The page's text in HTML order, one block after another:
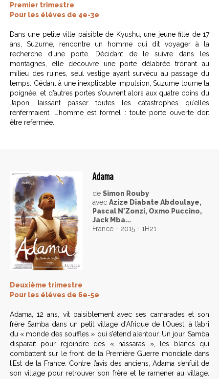
Premier trimestre
Pour les élèves de 4e-3e
Dans une petite ville paisible de Kyushu, une jeune fille de 17
ans, Suzume, rencontre un homme qui dit voyager à la
recherche d’une porte. Décidant de le suivre dans les
montagnes, elle découvre une porte délabrée trônant au
milieu des ruines, seul vestige ayant survécu au passage du
temps. Cédant à une inexplicable impulsion, Suzume tourne la
poignée, et d’autres portes s’ouvrent alors aux quatre coins du
Japon, laissant passer toutes les catastrophes qu’elles
renfermaient. L’homme est formel : toute porte ouverte doit
être refermée.
Adama
de Simon Rouby
avec Azize Diabate Abdoulaye,
Pascal N'Zonzi, Oxmo Puccino,
Jack Mba...
France - 2015 - 1H21
Deuxième trimestre
Pour les élèves de 6e-5e
Adama, 12 ans, vit paisiblement avec ses camarades et son
frère Samba dans un petit village d’Afrique de l’Ouest, à l’abri
du « monde des souffles » qui s’étend alentour. Un jour, Samba
disparaît pour rejoindre des « nassaras », les blancs qui
combattent sur le front de la Première Guerre mondiale dans
l’Est de la France. Contre l’avis des anciens, Adama s’enfuit de
son village pour retrouver son frère et le ramener au village.